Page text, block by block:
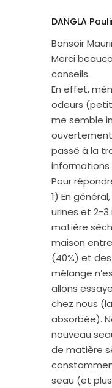
DANGLA
Bonsoir
Merci
conseils.
En effet,
odeurs
me semble
passé à la
informations
Pour
1) En
urines et 2-3
matière
maison
(40%) et
mélange
allons
chez nous
absorbée).
nouveau
de matière
seau (et